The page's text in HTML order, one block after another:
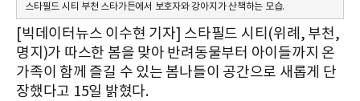
스타필드 시티 부천 스타가든에서 보호자와 강아지가 산책하는 모습.
[빅데이터뉴스 이수현 기자] 스타필드 시티(위례, 부천,
명지)가 따스한 봄을 맞아 반려동물부터 아이들까지 온
가족이 함께 즐길 수 있는 봄나들이 공간으로 새롭게 단
장했다고 15일 밝혔다.